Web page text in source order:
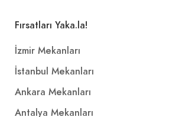
Fırsatları Yaka.la!
İzmir Mekanları
İstanbul Mekanları
Ankara Mekanları
Antalya Mekanları